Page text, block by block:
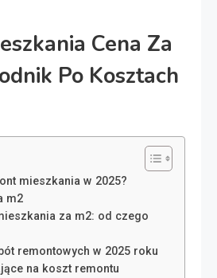
Cena Za
Po Kosztach
mieszkania w 2025?
m2
za m2: od czego
remontowych w 2025 roku
na koszt remontu